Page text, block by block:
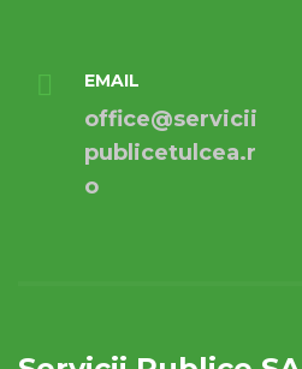
EMAIL
office@servicii
publicetulcea.r
o